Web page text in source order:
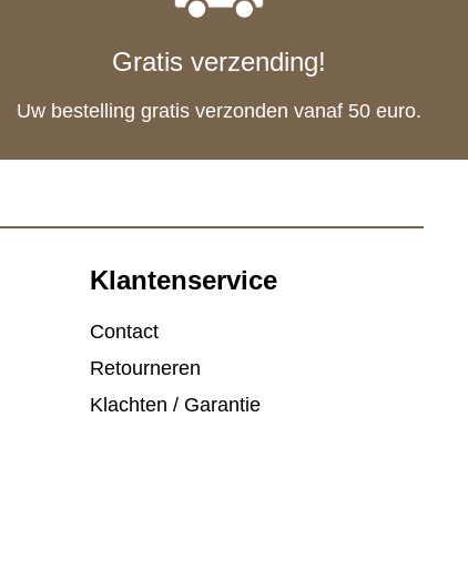
Gratis verzending!
Uw bestelling gratis verzonden vanaf 50 euro.
Klantenservice
Contact
Retourneren
Klachten / Garantie